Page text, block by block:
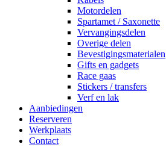
Motordelen
Spartamet / Saxonette
Vervangingsdelen
Overige delen
Bevestigingsmaterialen
Gifts en gadgets
Race gaas
Stickers / transfers
Verf en lak
Aanbiedingen
Reserveren
Werkplaats
Contact